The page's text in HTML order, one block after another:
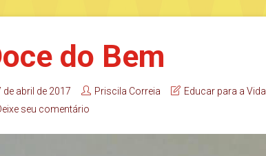
do Bem
de abril de 2017 Priscila Correia Educar para a Vida
seu comentário